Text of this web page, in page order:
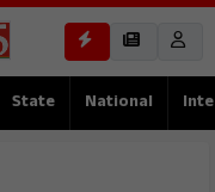
State National